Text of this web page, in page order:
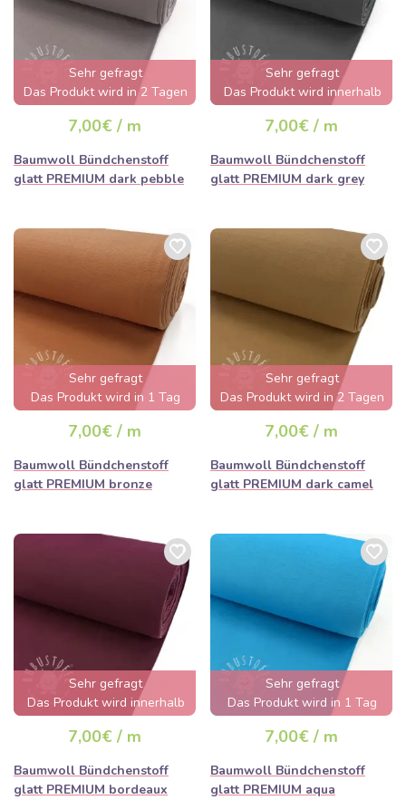
Sehr gefragt
Das Produkt wird in 2 Tagen
ausverkauft sein
7,00€ / m
Baumwoll Bündchenstoff
glatt PREMIUM dark pebble
Sehr gefragt
Das Produkt wird innerhalb
von wenigen Stunden
ausverkauft sein
7,00€ / m
Baumwoll Bündchenstoff
glatt PREMIUM dark grey
Sehr gefragt
Das Produkt wird in 1 Tag
ausverkauft sein
7,00€ / m
Baumwoll Bündchenstoff
glatt PREMIUM bronze
Sehr gefragt
Das Produkt wird in 2 Tagen
ausverkauft sein
7,00€ / m
Baumwoll Bündchenstoff
glatt PREMIUM dark camel
Sehr gefragt
Das Produkt wird innerhalb
von wenigen Stunden
ausverkauft sein
7,00€ / m
Baumwoll Bündchenstoff
glatt PREMIUM bordeaux
Sehr gefragt
Das Produkt wird in 1 Tag
ausverkauft sein
7,00€ / m
Baumwoll Bündchenstoff
glatt PREMIUM aqua